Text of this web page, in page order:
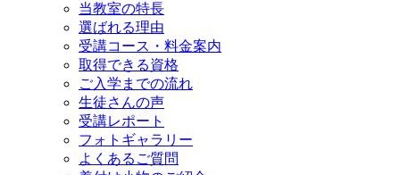
当教室の特長
選ばれる理由
受講コース・料金案内
取得できる資格
ご入学までの流れ
生徒さんの声
受講レポート
フォトギャラリー
よくあるご質問